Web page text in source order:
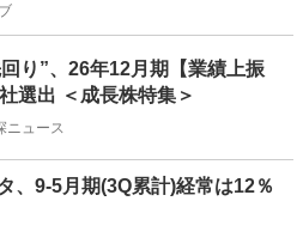
回り”、26年12月期【業績上振
選出 ＜成長株特集＞
ニュース
、9-5月期(3Q累計)経常は12％